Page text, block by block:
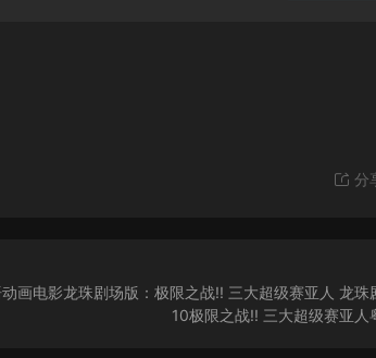
分
画电影龙珠剧场版：极限之战!! 三大超级赛亚人 龙珠
10极限之战!! 三大超级赛亚人